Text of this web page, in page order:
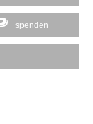
spenden